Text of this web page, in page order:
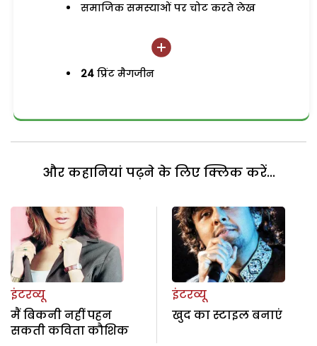
समाजिक समस्याओं पर चोट करते लेख
24 प्रिंट मैगजीन
और कहानियां पढ़ने के लिए क्लिक करें...
इंटरव्यू
मैं बिकनी नहीं पहन
सकती कविता कौशिक
इंटरव्यू
खुद का स्टाइल बनाएं